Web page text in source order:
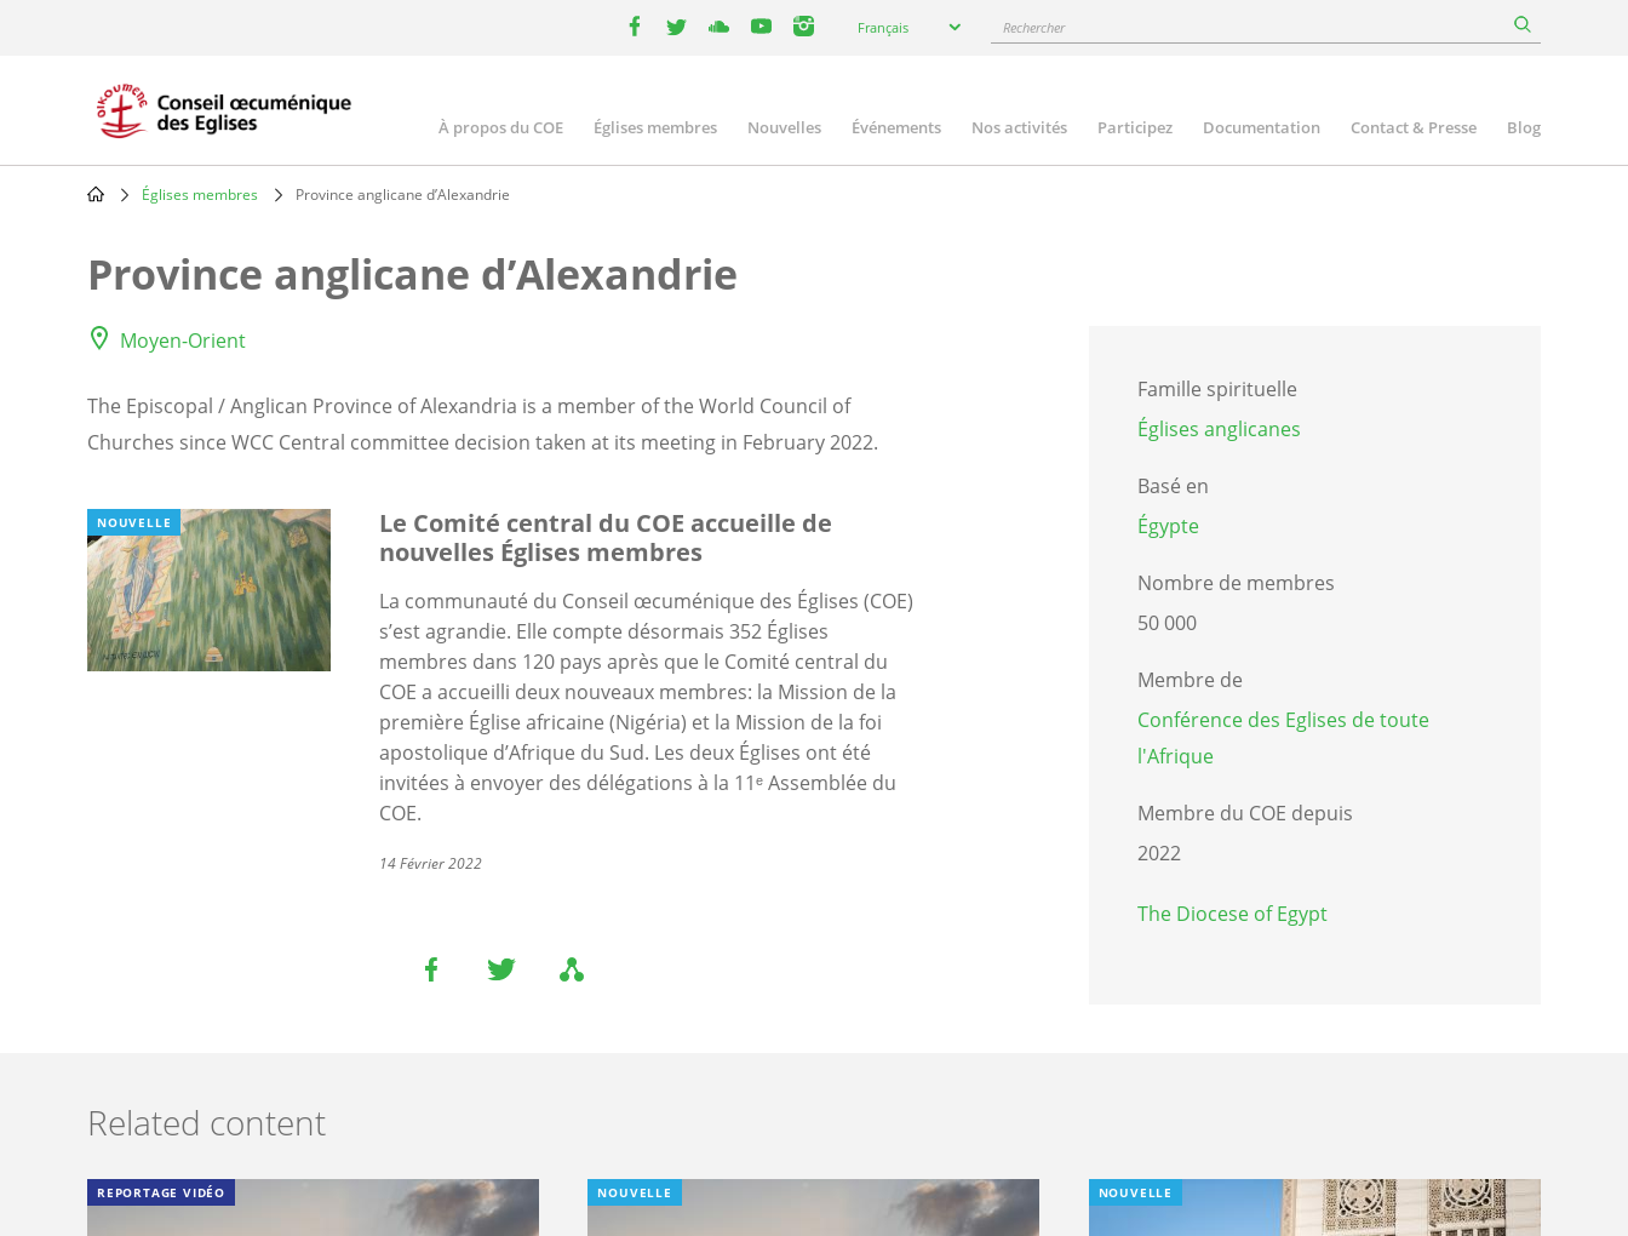
your
Français Rechercher
Main
navigation
À propos du COE Églises membres Nouvelles Événements Nos activités Participez Documentation Contact & Presse Blog
Églises membres Province anglicane d’Alexandrie
Province anglicane d’Alexandrie
Moyen-Orient
The Episcopal / Anglican Province of Alexandria is a member of the World Council of
Churches since WCC Central committee decision taken at its meeting in February 2022.
NOUVELLE
Le Comité central du COE accueille de
nouvelles Églises membres
La communauté du Conseil œcuménique des Églises (COE)
s’est agrandie. Elle compte désormais 352 Églises
membres dans 120 pays après que le Comité central du
COE a accueilli deux nouveaux membres: la Mission de la
première Église africaine (Nigéria) et la Mission de la foi
apostolique d’Afrique du Sud. Les deux Églises ont été
invitées à envoyer des délégations à la 11ᵉ Assemblée du
COE.
14 Février 2022
Famille spirituelle
Églises anglicanes
Basé en
Égypte
Nombre de membres
50 000
Membre de
Conférence des Eglises de toute
l'Afrique
Membre du COE depuis
2022
The Diocese of Egypt
Related content
REPORTAGE VIDÉO NOUVELLE NOUVELLE